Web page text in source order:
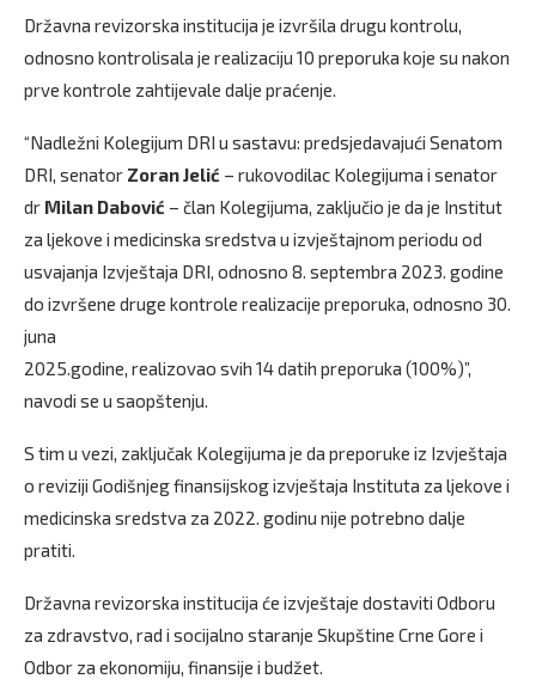
Državna revizorska institucija je izvršila drugu kontrolu,
odnosno kontrolisala je realizaciju 10 preporuka koje su nakon
prve kontrole zahtijevale dalje praćenje.
“Nadležni Kolegijum DRI u sastavu: predsjedavajući Senatom
DRI, senator Zoran Jelić – rukovodilac Kolegijuma i senator
dr Milan Dabović – član Kolegijuma, zaključio je da je Institut
za ljekove i medicinska sredstva u izvještajnom periodu od
usvajanja Izvještaja DRI, odnosno 8. septembra 2023. godine
do izvršene druge kontrole realizacije preporuka, odnosno 30.
juna
2025.godine, realizovao svih 14 datih preporuka (100%)”,
navodi se u saopštenju.
S tim u vezi, zaključak Kolegijuma je da preporuke iz Izvještaja
o reviziji Godišnjeg finansijskog izvještaja Instituta za ljekove i
medicinska sredstva za 2022. godinu nije potrebno dalje
pratiti.
Državna revizorska institucija će izvještaje dostaviti Odboru
za zdravstvo, rad i socijalno staranje Skupštine Crne Gore i
Odbor za ekonomiju, finansije i budžet.